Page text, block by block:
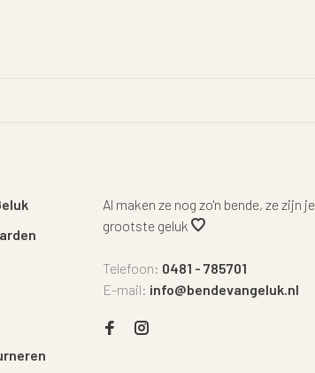
Al maken ze nog zo'n bende, ze zijn je
grootste geluk
Telefoon: 0481 - 785701
E-mail: info@bendevangeluk.nl